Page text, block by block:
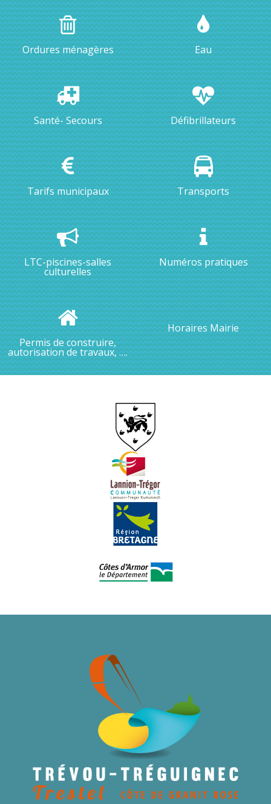
Ordures ménagères Eau
Santé- Secours Défibrillateurs
Tarifs municipaux Transports
LTC-piscines-salles
culturelles
Numéros pratiques
Permis de construire,
autorisation de travaux, ….
Horaires Mairie